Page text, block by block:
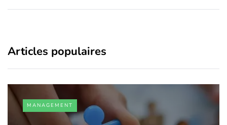
Articles populaires
MANAGEMENT